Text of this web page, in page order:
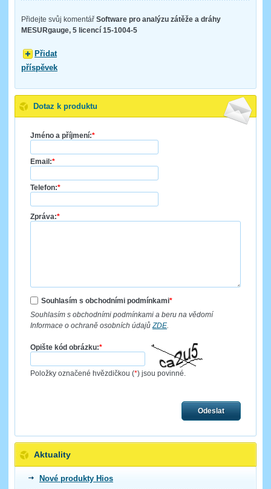
Přidejte svůj komentář Software pro analýzu zátěže a dráhy
MESURgauge, 5 licencí 15-1004-5
Přidat
příspěvek
Dotaz k produktu
Jméno a příjmení:*
Email:*
Telefon:*
Zpráva:*
Souhlasím s obchodními podmínkami*
Souhlasím s obchodními podmínkami a beru na vědomí
Informace o ochraně osobních údajůZDE.
Opište kód obrázku:*
Položky označené hvězdičkou (*) jsou povinné.
Odeslat
Aktuality
Nové produkty Hios